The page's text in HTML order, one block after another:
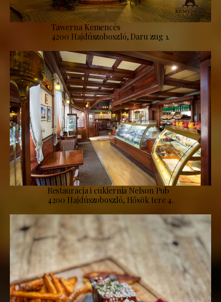
Tawerna Kemencés
4200 Hajdúszoboszló, Daru zug 1.
Restauracja i cukiernia Nelson Pub
4200 Hajdúszoboszló, Hősök tere 4.